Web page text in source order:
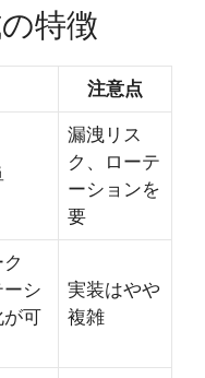
特徴
注意点
漏洩リス
ク、ローテ
ーションを
要
ーシ
が可
実装はやや
複雑